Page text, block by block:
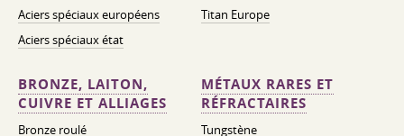
Aciers spéciaux européens
Aciers spéciaux état
Titan Europe
BRONZE, LAITON,
CUIVRE ET ALLIAGES
Bronze roulé
MÉTAUX RARES ET
RÉFRACTAIRES
Tungstène